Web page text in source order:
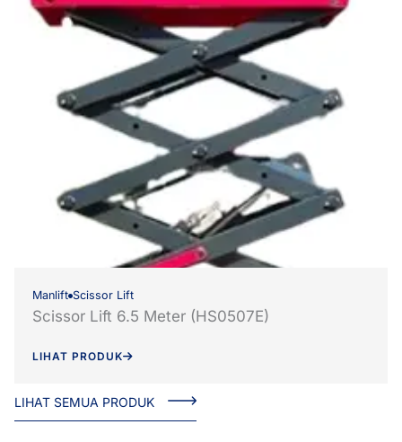
Manlift Scissor Lift
Scissor Lift 6.5 Meter (HS0507E)
LIHAT PRODUK
LIHAT SEMUA PRODUK